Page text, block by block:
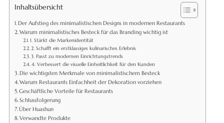
Inhaltsübersicht
Der Aufstieg des minimalistischen Designs in modernen Restaurants
Warum minimalistisches Besteck für das Branding wichtig ist
1. Stärkt die Markenidentität
2. Schafft ein erstklassiges kulinarisches Erlebnis
3. Passt zu modernen Einrichtungstrends
4. Verbessert die visuelle Einheitlichkeit für den Kunden
Die wichtigsten Merkmale von minimalistischem Besteck
Warum Restaurants Einfachheit der Dekoration vorziehen
Geschäftliche Vorteile für Restaurants
Schlussfolgerung
Über Huashun
Verwandte Produkte